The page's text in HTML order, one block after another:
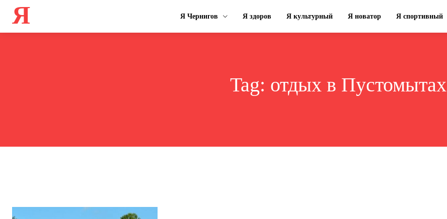
Я Я Чернигов Я здоров Я культурный Я новатор Я спортивный
Tag: отдых в Пустомытах